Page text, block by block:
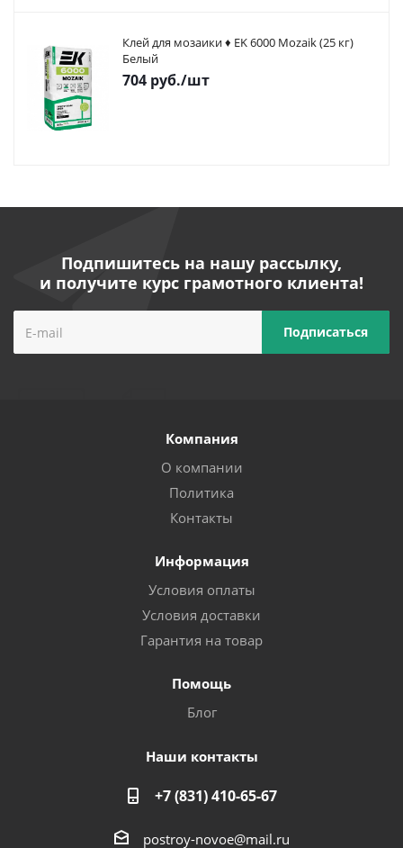
Клей для мозаики ♦ EK 6000 Mozaik (25 кг)
Белый
704 руб./шт
Подпишитесь на нашу рассылку,
и получите курс грамотного клиента!
Компания
О компании
Политика
Контакты
Информация
Условия оплаты
Условия доставки
Гарантия на товар
Помощь
Блог
Наши контакты
+7 (831) 410-65-67
postroy-novoe@mail.ru